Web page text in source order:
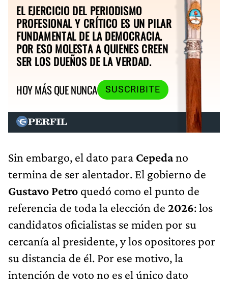
EL EJERCICIO DEL PERIODISMO
PROFESIONAL Y CRÍTICO ES UN PILAR
FUNDAMENTAL DE LA DEMOCRACIA.
POR ESO MOLESTA A QUIENES CREEN
SER LOS DUEÑOS DE LA VERDAD.
HOY MÁS QUE NUNCA
SUSCRIBITE
Sin embargo, el dato para Cepedano
termina de ser alentador. El gobierno de
Gustavo Petro quedó como el punto de
referencia de toda la elección de 2026: los
candidatos oficialistas se miden por su
cercanía al presidente, y los opositores por
su distancia de él. Por ese motivo, la
intención de voto no es el único dato